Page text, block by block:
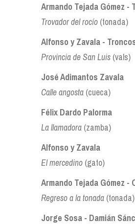
Armando Tejada Gómez -
Trovador del rocío (tonada)
Alfonso y Zavala -
Provincia de San Luis (vals)
José Adimantos Zavala
Calle angosta (cueca)
Félix Dardo Palorma
La llamadora (zamba)
Alfonso y Zavala
El mercedino (gato)
Armando Tejada Gómez -
Regreso a la tonada (tonada)
Jorge Sosa - Damián